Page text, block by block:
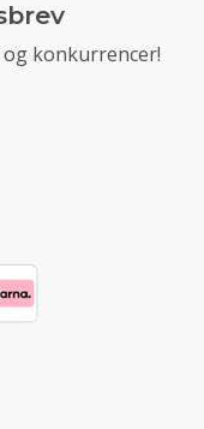
konkurrencer!